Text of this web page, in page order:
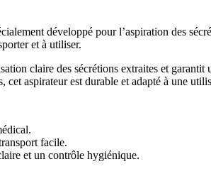
développé pour l’aspiration des
et à utiliser.
claire des sécrétions extraites et
aspirateur est durable et adapté à une
facile.
et un contrôle hygiénique.